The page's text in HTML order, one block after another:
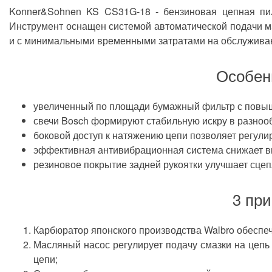
Конструктивные и функциональные
Шаг цепи 0.325"
Антивибрационная система есть
Регулировка натяжения цепи при
для
Konner&Sohnen KS CS31G-18 - бензиновая цепная
Инструмент оснащен системой автоматической подачи
и с минимальными временными затратами на
увеличенный по площади бумажный фильтр с
свечи Bosch формируют стабильную искру в
боковой доступ к натяжению цепи позволяет
эффективная антивибрационная система снижает
резиновое покрытие задней рукоятки улучшает
3
Карбюратор японского производства Walbro
Масляный насос регулирует подачу смазки на
цепи;